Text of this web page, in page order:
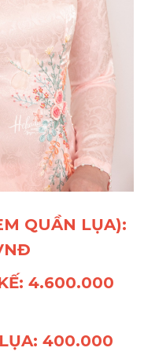
QUẦN LỤA):
4.600.000
400.000